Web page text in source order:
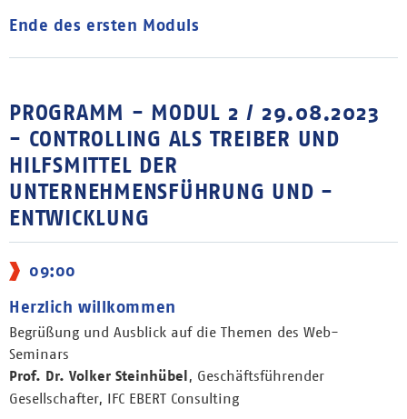
Ende des ersten Moduls
PROGRAMM - MODUL 2 / 29.08.2023
- CONTROLLING ALS TREIBER UND
HILFSMITTEL DER
UNTERNEHMENSFÜHRUNG UND -
ENTWICKLUNG
09:00
Herzlich willkommen
Begrüßung und Ausblick auf die Themen des Web-
Seminars
Prof. Dr. Volker Steinhübel, Geschäftsführender
Gesellschafter, IFC EBERT Consulting